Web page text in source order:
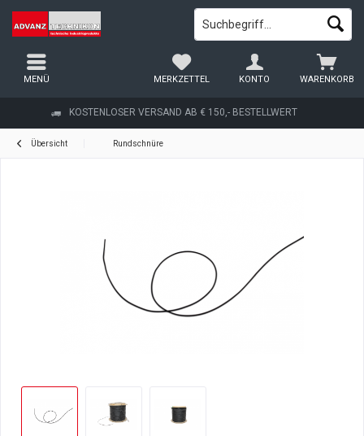
KOSTENLOSER VERSAND AB € 150,- BESTELLWERT
WARENKORB
MERKZETTEL KONTO
MENÜ
Übersicht Rundschnüre